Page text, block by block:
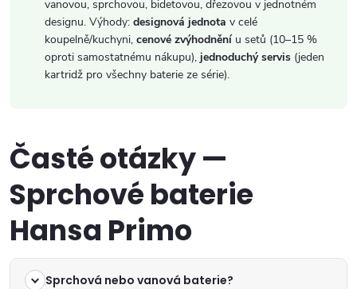
vanovou, sprchovou, bidetovou, dřezovou v jednotném
designu. Výhody: designová jednota v celé
koupelně/kuchyni, cenové zvýhodnění u setů (10–15 %
oproti samostatnému nákupu), jednoduchý servis (jeden
kartridž pro všechny baterie ze série).
Časté otázky —
Sprchové baterie
Hansa Primo
Sprchová nebo vanová baterie?